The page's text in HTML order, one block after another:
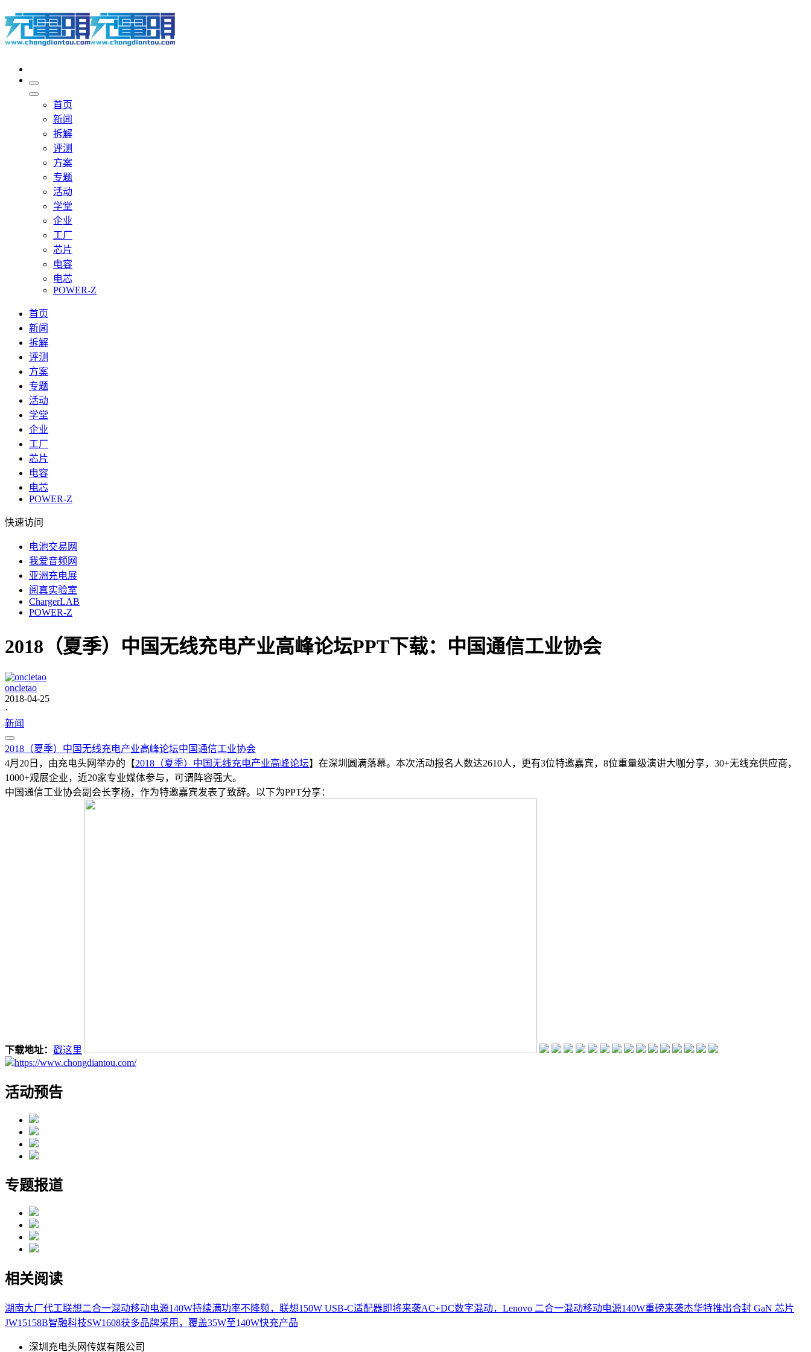
首页
新闻
拆解
评测
方案
专题
活动
学堂
企业
工厂
芯片
电容
电芯
POWER-Z
首页
新闻
拆解
评测
方案
专题
活动
学堂
企业
工厂
芯片
电容
电芯
POWER-Z
快速访问
电池交易网
我爱音频网
亚洲充电展
阅真实验室
ChargerLAB
POWER-Z
2018（夏季）中国无线充电产业高峰论坛PPT下载：中国通信工业协会
oncletao
2018-04-25
·
新闻
2018（夏季）中国无线充电产业高峰论坛中国通信工业协会
4月20日，由充电头网举办的【2018（夏季）中国无线充电产业高峰论坛】在深圳圆满落幕。本次活动报名人数达2610人，更有3位特邀嘉宾，8位重量级演讲大咖分享，30+无线充供应商，
1000+观展企业，近20家专业媒体参与，可谓阵容强大。
中国通信工业协会副会长李杨，作为特邀嘉宾发表了致辞。以下为PPT分享：
下载地址： 戳这里
https://www.chongdiantou.com/
活动预告
专题报道
相关阅读
湖南大厂代工联想二合一混动移动电源140W持续满功率不降频，联想150W USB-C适配器即将来袭AC+DC数字混动，Lenovo 二合一混动移动电源140W重磅来袭杰华特推出合封 GaN 芯片
JW15158B智融科技SW1608获多品牌采用，覆盖35W至140W快充产品
深圳充电头网传媒有限公司